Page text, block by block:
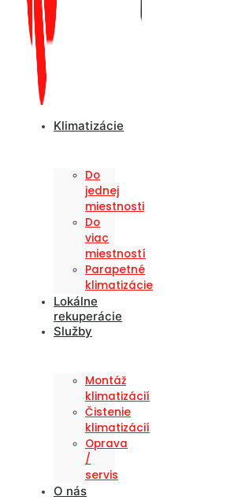
Klimatizácie
Do
jednej
miestnosti
Do
viac
miestností
Parapetné
klimatizácie
Lokálne
rekuperácie
Služby
Montáž
klimatizácií
Čistenie
klimatizácií
Oprava
/
servis
O nás